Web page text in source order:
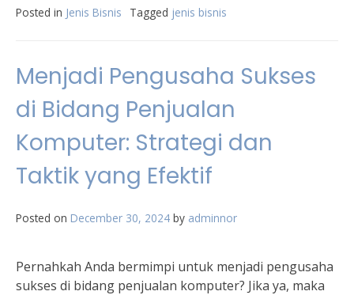
Posted in Jenis Bisnis Tagged jenis bisnis
Menjadi Pengusaha Sukses
di Bidang Penjualan
Komputer: Strategi dan
Taktik yang Efektif
Posted on December 30, 2024 by adminnor
Pernahkah Anda bermimpi untuk menjadi pengusaha
sukses di bidang penjualan komputer? Jika ya, maka